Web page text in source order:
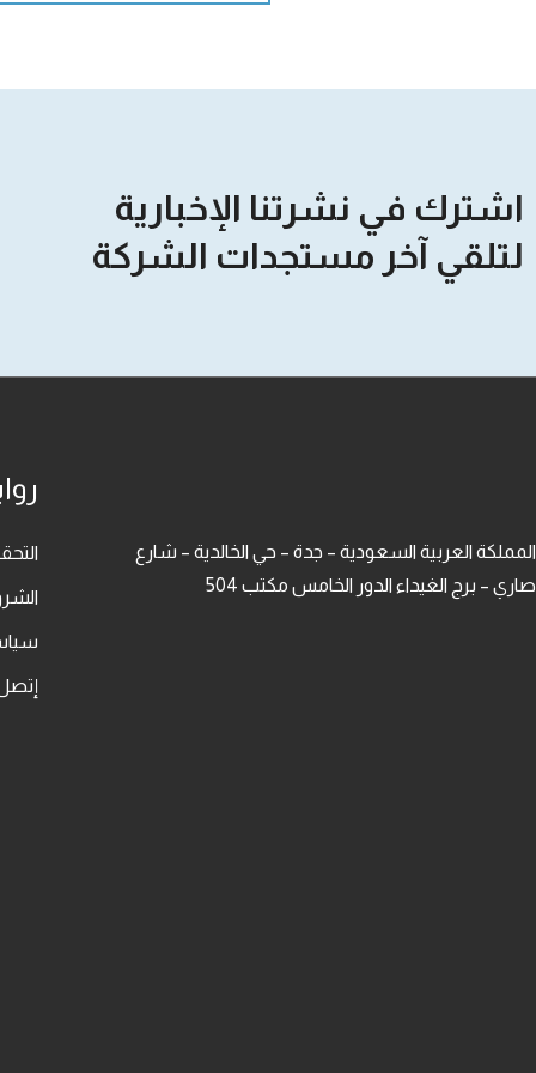
اشترك في نشرتنا الإخبارية
لتلقي آخر مستجدات الشركة
المملكة العربية السعودية – جدة – حي الخالدية – شارع
صاري – برج الغيداء الدور الخامس مكتب 504
إتصل